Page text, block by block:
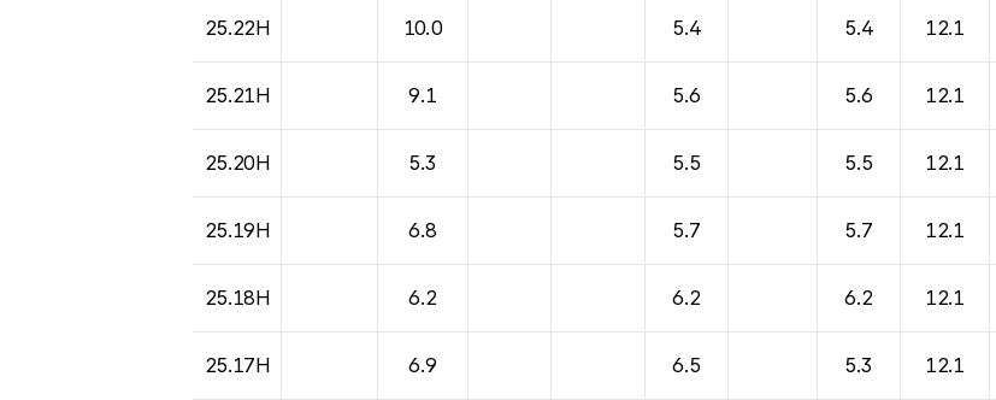
25.22H 10.0 5.4 5.4 12.1
25.21H 9.1 5.6 5.6 12.1
25.20H 5.3 5.5 5.5 12.1
25.19H 6.8 5.7 5.7 12.1
25.18H 6.2 6.2 6.2 12.1
25.17H 6.9 6.5 5.3 12.1